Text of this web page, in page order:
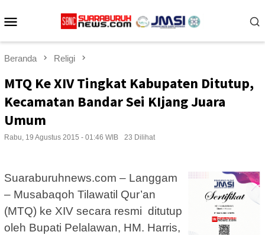
ke
Beranda Religi
MTQ Ke XIV Tingkat Kabupaten Ditutup,
Kecamatan Bandar Sei KIjang Juara
Umum
Rabu, 19 Agustus 2015 - 01:46 WIB 23 Dilihat
Suaraburuhnews.com – Langgam
– Musabaqoh Tilawatil Qur’an
(MTQ) ke XIV secara resmi ditutup
oleh Bupati Pelalawan, HM. Harris,